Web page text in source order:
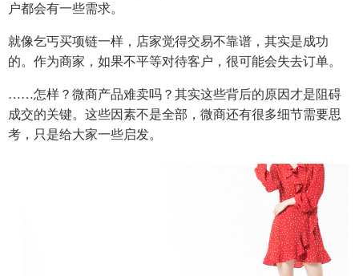
户都会有一些需求。
就像乞丐买项链一样，店家觉得交易不靠谱，其实是成功
的。作为商家，如果不平等对待客户，很可能会失去订单。
……怎样？微商产品难卖吗？其实这些背后的原因才是阻碍
成交的关键。这些因素不是全部，微商还有很多细节需要思
考，只是给大家一些启发。